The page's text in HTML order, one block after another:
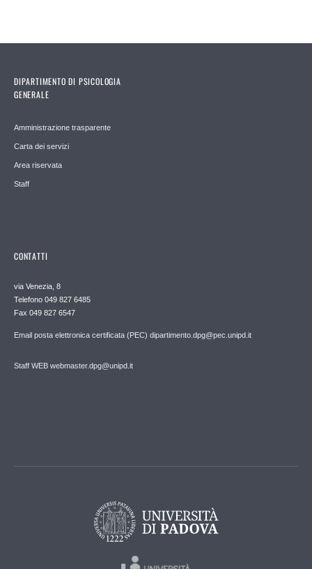
DIPARTIMENTO DI PSICOLOGIA
GENERALE
Amministrazione trasparente
Carta dei servizi
Area riservata
Staff
CONTATTI
via Venezia, 8
Telefono 049 827 6485
Fax 049 827 6547
Email posta elettronica certificata (PEC) dipartimento.dpg@pec.unipd.it
Staff WEB webmaster.dpg@unipd.it